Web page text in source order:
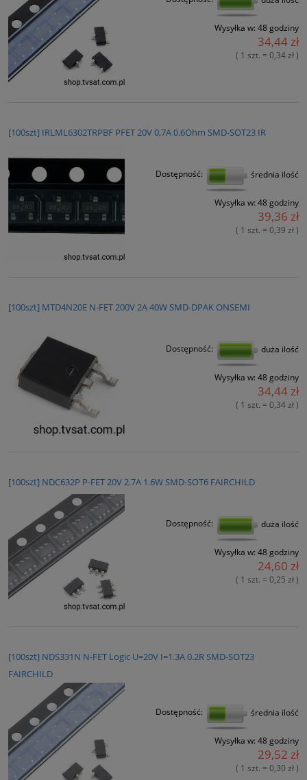
Wysyłka w: 48 godziny
34,44 zł
( 1 szt. = 0,34 zł )
[100szt] IRLML6302TRPBF PFET 20V 0,7A 0.6Ohm SMD-SOT23 IR
Dostępność: średnia ilość
Wysyłka w: 48 godziny
39,36 zł
( 1 szt. = 0,39 zł )
[100szt] MTD4N20E N-FET 200V 2A 40W SMD-DPAK ONSEMI
Dostępność: duża ilość
Wysyłka w: 48 godziny
34,44 zł
( 1 szt. = 0,34 zł )
[100szt] NDC632P P-FET 20V 2.7A 1.6W SMD-SOT6 FAIRCHILD
Dostępność: duża ilość
Wysyłka w: 48 godziny
24,60 zł
( 1 szt. = 0,25 zł )
[100szt] NDS331N N-FET Logic U=20V I=1.3A 0.2R SMD-SOT23
FAIRCHILD
Dostępność: średnia ilość
Wysyłka w: 48 godziny
29,52 zł
( 1 szt. = 0,30 zł )